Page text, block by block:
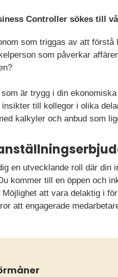
Controller sökes till
som triggas av att
som påverkar
är trygg i din
till kollegor i olika
kalkyler och anbud som
en utvecklande roll där
kommer till en öppen och
Möjlighet att vara delaktig i
att engagerade